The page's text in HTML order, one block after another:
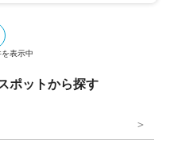
表示中
ポットから探す